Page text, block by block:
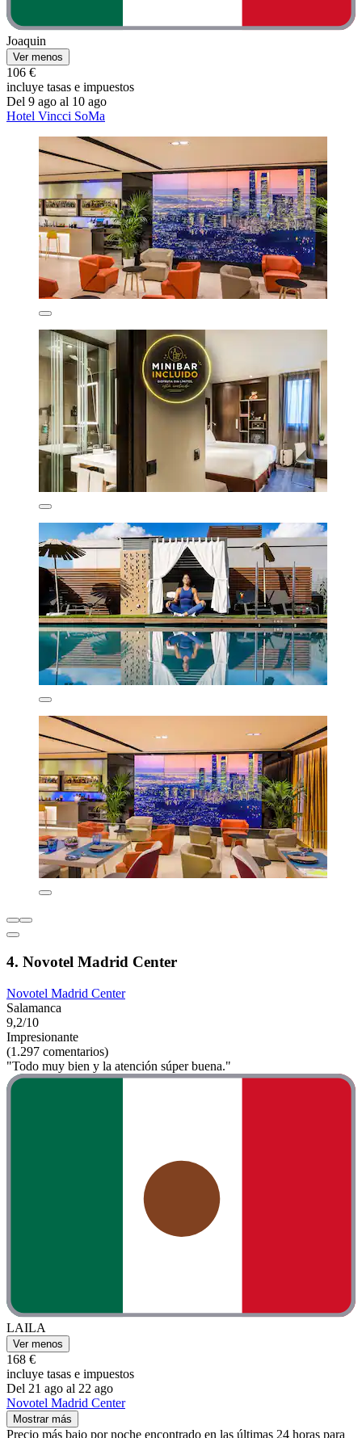
Joaquin
Ver menos
106 €
incluye tasas e impuestos
Del 9 ago al 10 ago
Hotel Vincci SoMa
4. Novotel Madrid Center
Novotel Madrid Center
Salamanca
9,2/10
Impresionante
(1.297 comentarios)
"Todo muy bien y la atención súper buena."
LAILA
Ver menos
168 €
incluye tasas e impuestos
Del 21 ago al 22 ago
Novotel Madrid Center
Mostrar más
Precio más bajo por noche encontrado en las últimas 24 horas para